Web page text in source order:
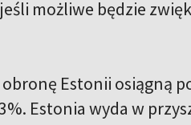
możliwe będzie
Estonii osiągną
Estonia wyda w